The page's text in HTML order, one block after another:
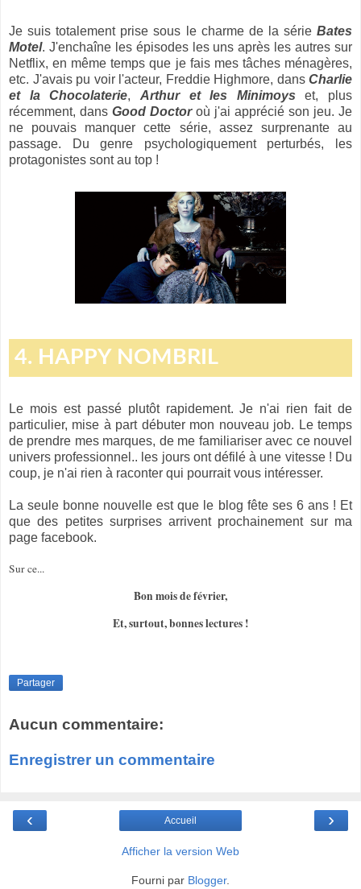
Je suis totalement prise sous le charme de la série Bates
Motel. J'enchaîne les épisodes les uns après les autres sur
Netflix, en même temps que je fais mes tâches ménagères,
etc. J'avais pu voir l'acteur, Freddie Highmore, dans Charlie
et la Chocolaterie, Arthur et les Minimoys et, plus
récemment, dans Good Doctoroù j'ai apprécié son jeu. Je
ne pouvais manquer cette série, assez surprenante au
passage. Du genre psychologiquement perturbés, les
protagonistes sont au top !
4. HAPPY NOMBRIL
Le mois est passé plutôt rapidement. Je n'ai rien fait de
particulier, mise à part débuter mon nouveau job. Le temps
de prendre mes marques, de me familiariser avec ce nouvel
univers professionnel.. les jours ont défilé à une vitesse ! Du
coup, je n'ai rien à raconter qui pourrait vous intéresser.
La seule bonne nouvelle est que le blog fête ses 6 ans ! Et
que des petites surprises arrivent prochainement sur ma
page facebook.
Sur ce...
Bon mois de février,
Et, surtout, bonnes lectures !
Partager
Aucun commentaire:
Enregistrer un commentaire
‹ ›
Accueil
Afficher la version Web
Fourni par Blogger.